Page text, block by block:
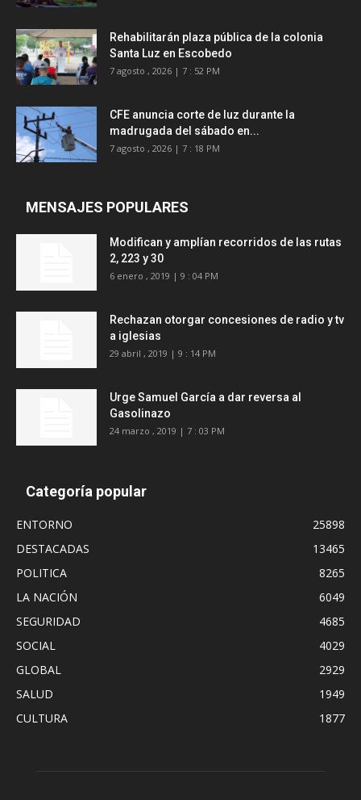
Rehabilitarán plaza pública de la colonia
Santa Luz en Escobedo
7 agosto , 2026 | 7 : 52 PM
CFE anuncia corte de luz durante la
madrugada del sábado en...
7 agosto , 2026 | 7 : 18 PM
MENSAJES POPULARES
Modifican y amplían recorridos de las rutas
2, 223 y 30
6 enero , 2019 | 9 : 04 PM
Rechazan otorgar concesiones de radio y tv
a iglesias
29 abril , 2019 | 9 : 14 PM
Urge Samuel García a dar reversa al
Gasolinazo
24 marzo , 2019 | 7 : 03 PM
Categoría popular
ENTORNO
25898
DESTACADAS
13465
POLITICA
8265
LA NACIÓN
6049
SEGURIDAD
4685
SOCIAL
4029
GLOBAL
2929
SALUD
1949
CULTURA
1877